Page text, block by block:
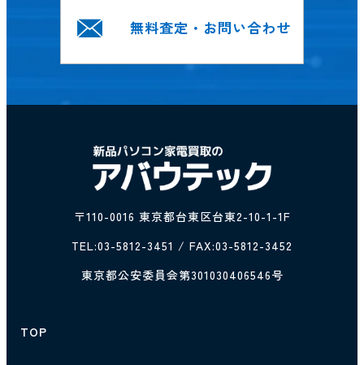
無料査定・お問い合わせ
〒110-0016 東京都台東区台東2-10-1-1F
TEL:03-5812-3451 / FAX:03-5812-3452
東京都公安委員会第301030406546号
TOP